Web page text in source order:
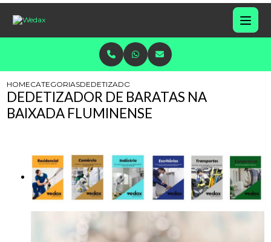
HOMECATEGORIASDEDETIZADOR BARATAS BAIXADA FLUMINENSE
DEDETIZADOR DE BARATAS NA
BAIXADA FLUMINENSE